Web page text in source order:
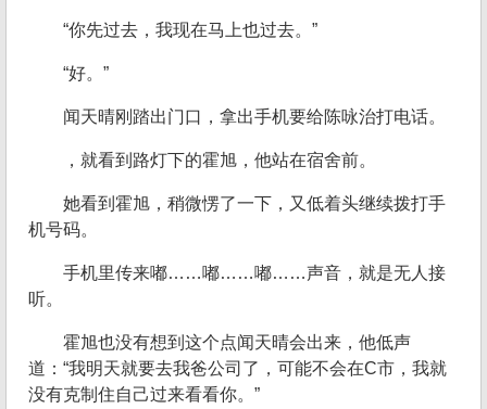
“你先过去，我现在马上也过去。”
“好。”
闻天晴刚踏出门口，拿出手机要给陈咏治打电话。
，就看到路灯下的霍旭，他站在宿舍前。
她看到霍旭，稍微愣了一下，又低着头继续拨打手
机号码。
手机里传来嘟……嘟……嘟……声音，就是无人接
听。
霍旭也没有想到这个点闻天晴会出来，他低声
道：“我明天就要去我爸公司了，可能不会在C市，我就
没有克制住自己过来看看你。”